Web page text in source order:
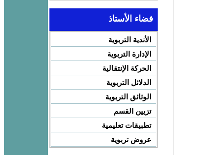
فضاء الأستاذ
الأندية التربوية
الإدارة التربوية
الحركة الإنتقالية
الدلائل التربوية
الوثائق التربوية
تزيين القسم
تطبيقات تعليمية
عروض تربوية